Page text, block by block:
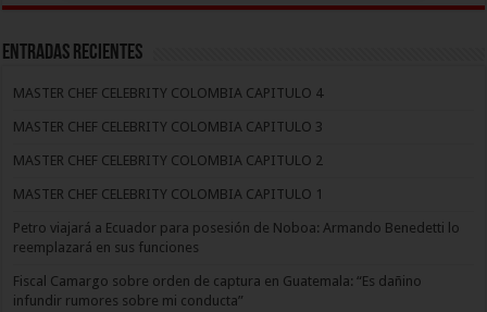
Entradas recientes
MASTER CHEF CELEBRITY COLOMBIA CAPITULO 4
MASTER CHEF CELEBRITY COLOMBIA CAPITULO 3
MASTER CHEF CELEBRITY COLOMBIA CAPITULO 2
MASTER CHEF CELEBRITY COLOMBIA CAPITULO 1
Petro viajará a Ecuador para posesión de Noboa: Armando Benedetti lo
reemplazará en sus funciones
Fiscal Camargo sobre orden de captura en Guatemala: “Es dañino
infundir rumores sobre mi conducta”